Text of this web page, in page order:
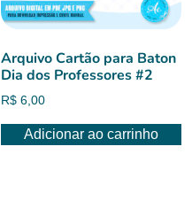
Arquivo Cartão para Baton
Dia dos Professores #2
R$ 6,00
Adicionar ao carrinho